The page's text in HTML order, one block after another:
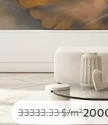
33333.33$/m²